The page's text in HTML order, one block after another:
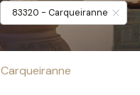
83320 - Carqueiranne
Carqueiranne